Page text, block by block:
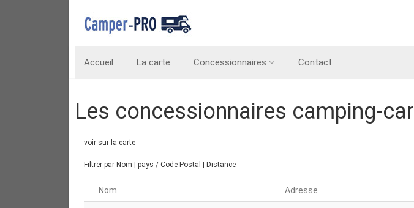
Accueil La carte Concessionnaires Contact
Les concessionnaires camping-car
voir sur la carte
Filtrer par Nom pays / Code Postal Distance
Nom Adresse